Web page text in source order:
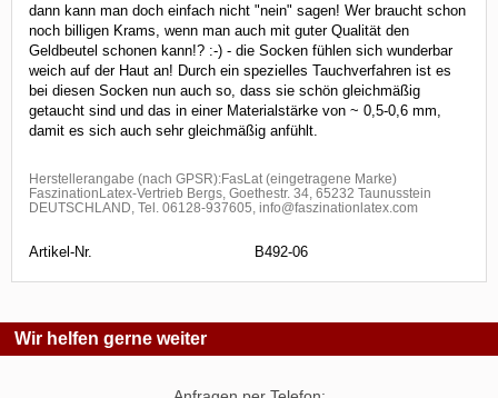
dann kann man doch einfach nicht "nein" sagen! Wer braucht schon
noch billigen Krams, wenn man auch mit guter Qualität den
Geldbeutel schonen kann!? :-) - die Socken fühlen sich wunderbar
weich auf der Haut an! Durch ein spezielles Tauchverfahren ist es
bei diesen Socken nun auch so, dass sie schön gleichmäßig
getaucht sind und das in einer Materialstärke von ~ 0,5-0,6 mm,
damit es sich auch sehr gleichmäßig anfühlt.
Herstellerangabe (nach GPSR):FasLat (eingetragene Marke)
FaszinationLatex-Vertrieb Bergs, Goethestr. 34, 65232 Taunusstein
DEUTSCHLAND, Tel. 06128-937605, info@faszinationlatex.com
Artikel-Nr. B492-06
Wir helfen gerne weiter